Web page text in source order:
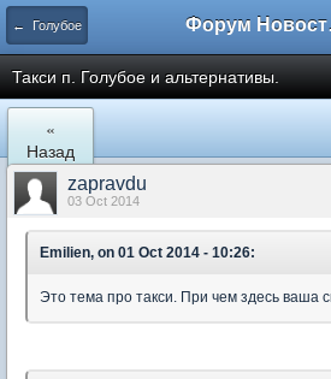
← Голубое
Такси п. Голубое и альтернативы.
«
Назад
zapravdu
03 Oct 2014
Emilien, on 01 Oct 2014 - 10:26:
Это тема про такси. При чем здесь ваша